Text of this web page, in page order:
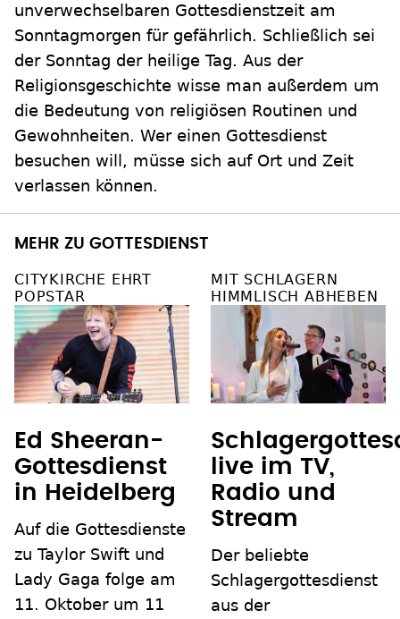
unverwechselbaren Gottesdienstzeit am
Sonntagmorgen für gefährlich. Schließlich sei
der Sonntag der heilige Tag. Aus der
Religionsgeschichte wisse man außerdem um
die Bedeutung von religiösen Routinen und
Gewohnheiten. Wer einen Gottesdienst
besuchen will, müsse sich auf Ort und Zeit
verlassen können.
MEHR ZU GOTTESDIENST
CITYKIRCHE EHRT
POPSTAR
Ed Sheeran-
Gottesdienst
in Heidelberg
Auf die Gottesdienste
zu Taylor Swift und
Lady Gaga folge am
11. Oktober um 11
MIT SCHLAGERN
HIMMLISCH ABHEBEN
live im TV,
Radio und
Stream
Der beliebte
Schlagergottesdienst
aus der